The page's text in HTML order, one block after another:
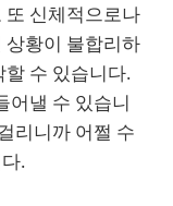
또 신체적으로나
상황이 불합리하
수 있습니다.
어낼 수 있습니
리니까 어쩔 수
.